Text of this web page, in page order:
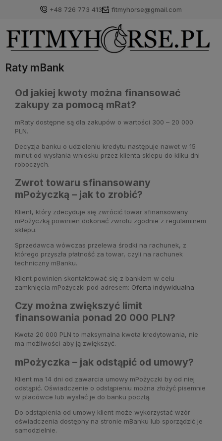
+48 726 773 413 fitmyhorse@gmail.com
Raty mBank
Od jakiej kwoty można finansować
zakupy za pomocą mRat?
mRaty dostępne są dla zakupów o wartości 300 – 20 000
PLN.
Decyzja banku o udzieleniu kredytu następuje nawet w 15
minut od wysłania wniosku przez klienta sklepu do kilku dni
roboczych.
Zwrot towaru sfinansowany
mPożyczką – jak to zrobić?
Klient, który zdecyduje się zwrócić towar sfinansowany
mPożyczką powinien dokonać zwrotu zgodnie z regulaminem
sklepu.
Sprzedawca wówczas przelewa środki na rachunek, z
którego przyszła płatność za towar, czyli na rachunek
techniczny mBanku.
Klient powinien skontaktować się z bankiem w celu
zamknięcia mPożyczki pod adresem: Oferta indywidualna
Czy można zwiększyć limit
finansowania ponad 20 000 PLN?
Kwota 20 000 PLN to maksymalna kwota kredytowania, nie
ma możliwości aby ją zwiększyć.
mPożyczka – jak odstąpić od umowy?
Klient ma 14 dni od zawarcia umowy mPożyczki by od niej
odstąpić. Oświadczenie o odstąpieniu można złożyć pisemnie
w placówce lub wysłać je do banku pocztą.
Do odstąpienia od umowy klient może wykorzystać wzór
oświadczenia dostępny na stronie mBanku lub sporządzić je
samodzielnie.